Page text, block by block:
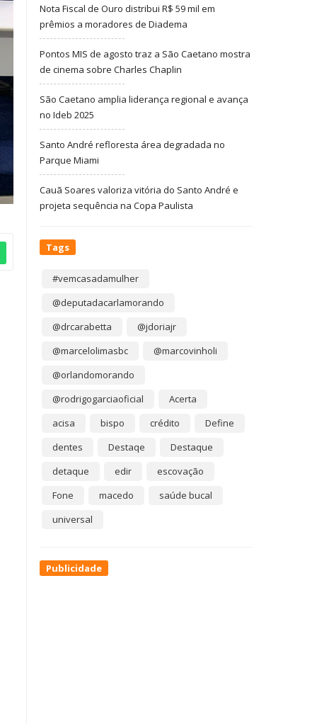
Nota Fiscal de Ouro distribui R$ 59 mil em
prêmios a moradores de Diadema
Pontos MIS de agosto traz a São Caetano mostra
de cinema sobre Charles Chaplin
São Caetano amplia liderança regional e avança
no Ideb 2025
Santo André refloresta área degradada no
Parque Miami
Cauã Soares valoriza vitória do Santo André e
projeta sequência na Copa Paulista
Tags
#vemcasadamulher
@deputadacarlamorando
@drcarabetta
@jdoriajr
@marcelolimasbc
@marcovinholi
@orlandomorando
@rodrigogarciaoficial
Acerta
acisa
bispo crédito
Define
dentes
Destaqe
Destaque
detaque
edir
escovação
Fone
macedo
saúde bucal
universal
Publicidade